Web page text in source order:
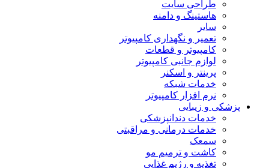
طراحی سایت
هاستینگ و دامنه
سایر
تعمیر و نگهداری کامپیوتر
کامپیوتر و قطعات
لوازم جانبی کامپیوتر
پرینتر و اسکنر
خدمات شبکه
نرم افزار کامپیوتر
پزشکی و زیبایی
خدمات دندانپزشکی
خدمات درمانی و مراقبتی
سمعک
کاشت و ترمیم مو
تغذیه و رژیم غذایی